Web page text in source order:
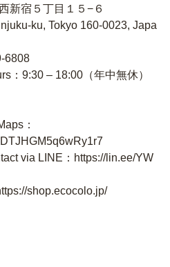
新宿５丁目１５−６
ku, Tokyo 160-0023, Japa
6808
：9:30 – 18:00（年中無休）
：
via LINE：https://lin.ee/YW
shop.ecocolo.jp/